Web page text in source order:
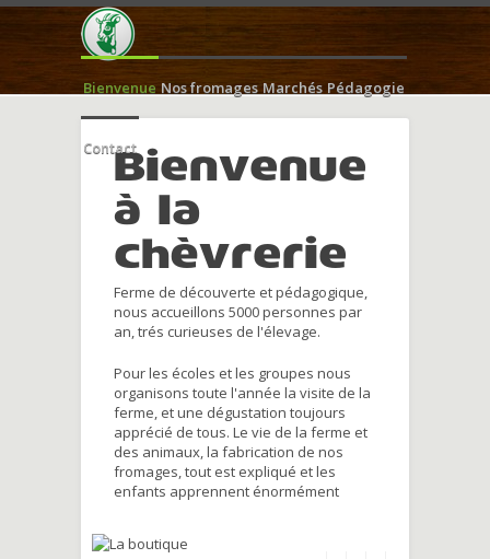
Bienvenue Nos fromages Marchés Pédagogie
ContactBienvenue
à la
chèvrerie
Ferme de découverte et pédagogique,
nous accueillons 5000 personnes par
an, trés curieuses de l'élevage.
Pour les écoles et les groupes nous
organisons toute l'année la visite de la
ferme, et une dégustation toujours
apprécié de tous. Le vie de la ferme et
des animaux, la fabrication de nos
fromages, tout est expliqué et les
enfants apprennent énormément